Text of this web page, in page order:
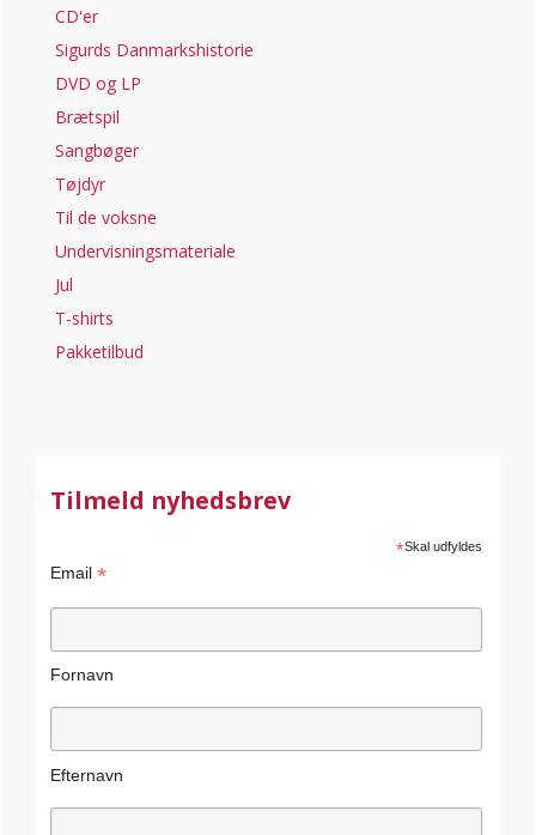
CD'er
Sigurds Danmarkshistorie
DVD og LP
Brætspil
Sangbøger
Tøjdyr
Til de voksne
Undervisningsmateriale
Jul
T-shirts
Pakketilbud
Tilmeld nyhedsbrev
*Skal udfyldes
Email *
Fornavn
Efternavn